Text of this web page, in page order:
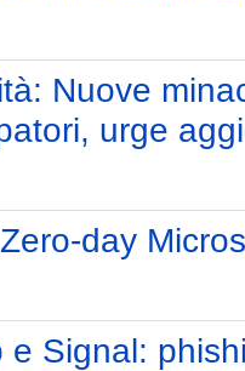
Nuove
urge
day
e Signal: